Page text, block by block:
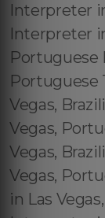
Interpreter
Interpreter
Portuguese
Portuguese
Vegas,
Vegas,
Vegas,
Vegas,
in Las